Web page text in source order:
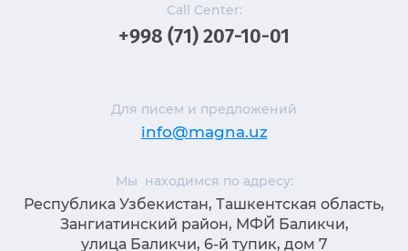
Call Center:
+998 (71) 207-10-01
Для писем и предложений
info@magna.uz
Мы находимся по адресу:
Республика Узбекистан, Ташкентская область,
Зангиатинский район, МФЙ Баликчи,
улица Баликчи, 6-й тупик, дом 7